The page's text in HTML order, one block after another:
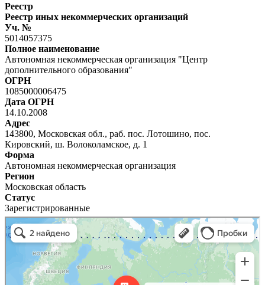
Реестр
Реестр иных некоммерческих организаций
Уч. №
5014057375
Полное наименование
Автономная некоммерческая организация "Центр
дополнительного образования"
ОГРН
1085000006475
Дата ОГРН
14.10.2008
Адрес
143800, Московская обл., раб. пос. Лотошино, пос.
Кировский, ш. Волоколамское, д. 1
Форма
Автономная некоммерческая организация
Регион
Московская область
Статус
Зарегистрированные